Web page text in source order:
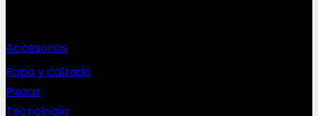
Accesorios
Ropa y calzado
Piezas
Tecnología